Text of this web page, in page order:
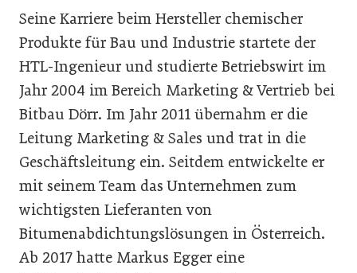
Seine Karriere beim Hersteller chemischer
Produkte für Bau und Industrie startete der
HTL-Ingenieur und studierte Betriebswirt im
Jahr 2004 im Bereich Marketing & Vertrieb bei
Bitbau Dörr. Im Jahr 2011 übernahm er die
Leitung Marketing & Sales und trat in die
Geschäftsleitung ein. Seitdem entwickelte er
mit seinem Team das Unternehmen zum
wichtigsten Lieferanten von
Bitumenabdichtungslösungen in Österreich.
Ab 2017 hatte Markus Egger eine